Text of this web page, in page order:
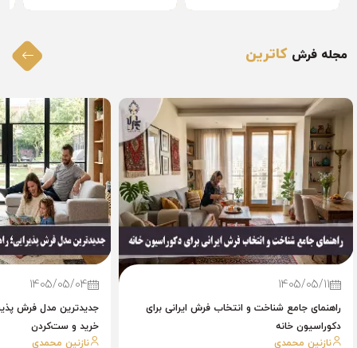
مجله فرش کاترین
1405/05/11
راهنمای جامع شناخت و انتخاب فرش ایرانی برای
دکوراسیون خانه
نازنین محمدی
1405/05/04
جدیدترین مدل فرش
خرید و ست‌کردن
نازنین محمدی